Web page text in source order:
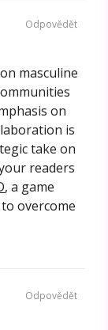
masculine
on
is
take on
readers
, a game
overcome
Odpovědět
Odpovědět